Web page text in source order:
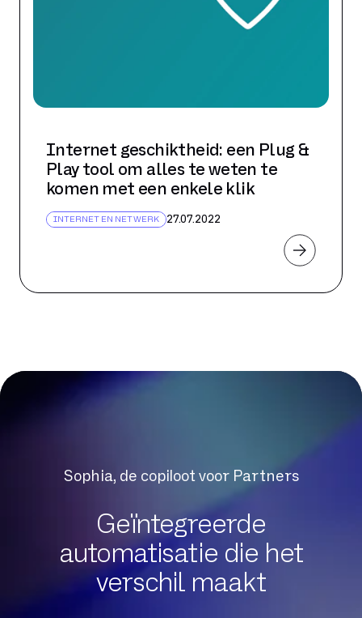
Internet geschiktheid: een Plug &
Play tool om alles te weten te
komen met een enkele klik
INTERNET EN NETWERK 27.07.2022
Sophia, de copiloot voor Partners
Geïntegreerde
automatisatie die het
verschil maakt